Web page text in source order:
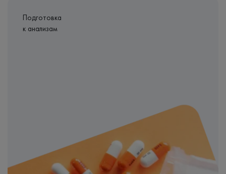
Подготовка
к анализам